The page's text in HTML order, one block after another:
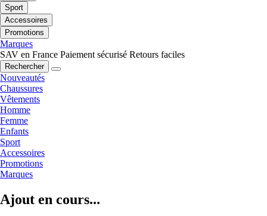
Sport
Accessoires
Promotions
Marques
SAV en France Paiement sécurisé Retours faciles
Rechercher
Nouveautés
Chaussures
Vêtements
Homme
Femme
Enfants
Sport
Accessoires
Promotions
Marques
Ajout en cours...